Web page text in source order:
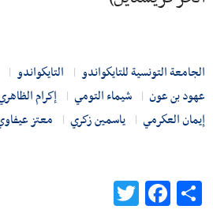
الجامعة التونسية للتايكواندو التايكواندو
عهود بن عون
شيماء التومي إكرام
إيمان العكرمي
ياسمين زكري معتز
Share
Facebook